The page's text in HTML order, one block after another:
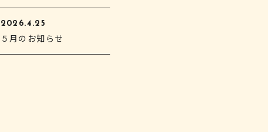
2026.4.25
５月のお知らせ